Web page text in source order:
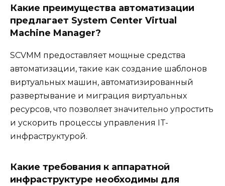
Какие преимущества автоматизации
предлагает System Center Virtual
Machine Manager?
SCVMM предоставляет мощные средства
автоматизации, такие как создание шаблонов
виртуальных машин, автоматизированный
развертывание и миграция виртуальных
ресурсов, что позволяет значительно упростить
и ускорить процессы управления IT-
инфраструктурой.
Какие требования к аппаратной
инфраструктуре необходимы для